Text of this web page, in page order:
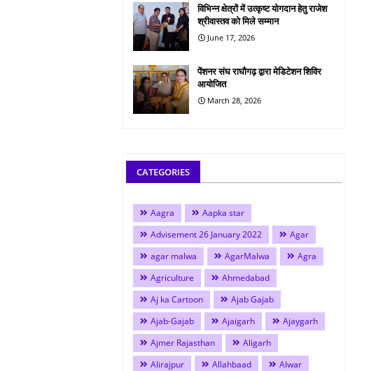
विभिन्न क्षेत्रों में उत्कृष्ट योगदान हेतु राजेश
श्रीवास्तव को मिले सम्मान
June 17, 2026
पेंशनर संघ राघौगढ़ द्वारा मेडिटेशन शिविर
आयोजित
March 28, 2026
CATEGORIES
Aagra
Aapka star
Advisement 26 January 2022
Agar
agar malwa
AgarMalwa
Agra
Agriculture
Ahmedabad
Aj ka Cartoon
Ajab Gajab
Ajab-Gajab
Ajaigarh
Ajaygarh
Ajmer Rajasthan
Aligarh
Alirajpur
Allahbaad
Alwar